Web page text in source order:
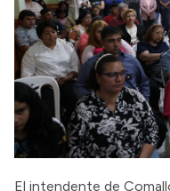
El intendente de